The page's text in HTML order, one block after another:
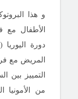
وهذا
الأطفال مع
دورة اليوريا (UCD) يبدو ممكنا أو يشتبه.
المريض مع
التمييز بين
من الأمونيا